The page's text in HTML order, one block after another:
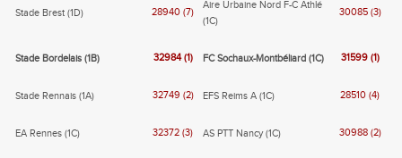
Stade Brest (1D) 28940 (7)
Aire Urbaine Nord F-C Athlé
(1C)
30085 (3)
Stade Bordelais (1B) 32984 (1) FC Sochaux-Montbéliard (1C) 31599 (1)
Stade Rennais (1A) 32749 (2) EFS Reims A (1C) 28510 (4)
EA Rennes (1C) 32372 (3) AS PTT Nancy (1C) 30988 (2)